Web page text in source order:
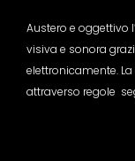
Austero e oggettivo
visiva e sonora
elettronicamente.
attraverso regole